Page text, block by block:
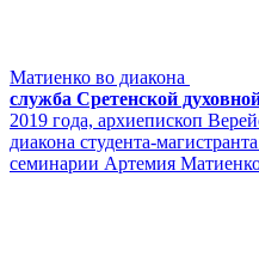
Матиенко во диакона
служба Сретенской
2019 года, архиепископ
диакона студента-
семинарии Артемия